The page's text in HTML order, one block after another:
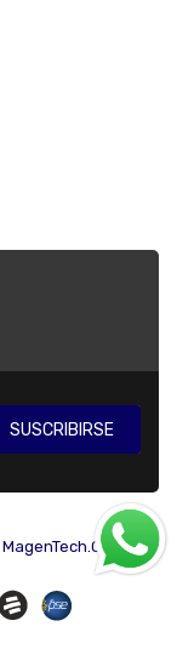
SUSCRIBIRSE
MagenTech.Com